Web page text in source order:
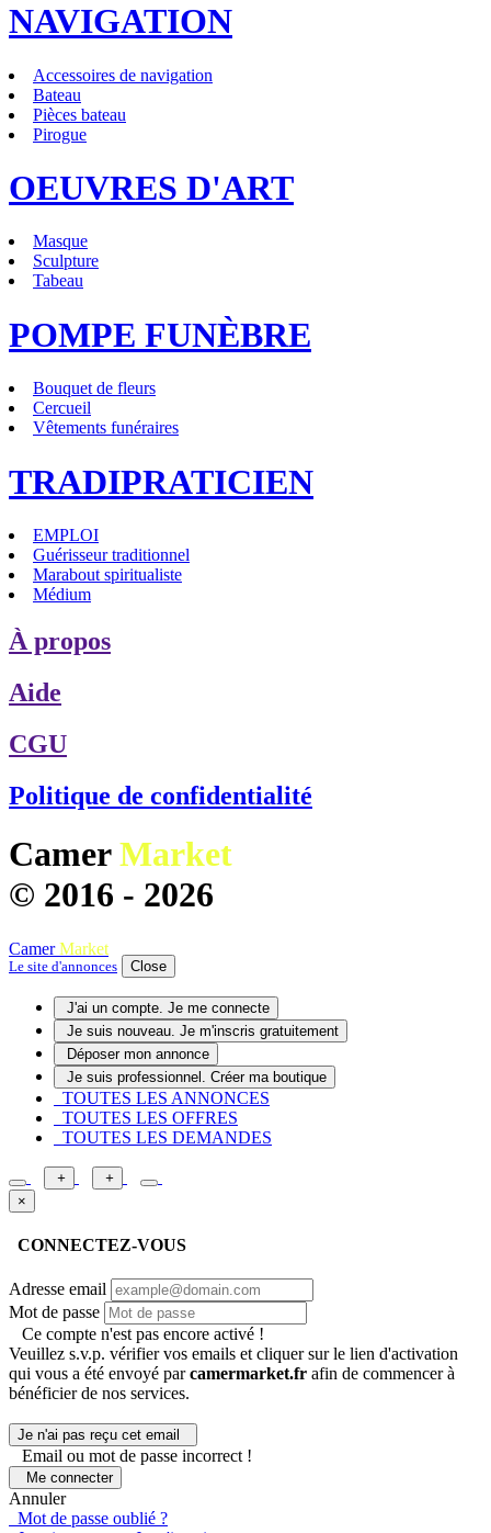
NAVIGATION
Accessoires de navigation
Bateau
Pièces bateau
Pirogue
OEUVRES D'ART
Masque
Sculpture
Tabeau
POMPE FUNÈBRE
Bouquet de fleurs
Cercueil
Vêtements funéraires
TRADIPRATICIEN
EMPLOI
Guérisseur traditionnel
Marabout spiritualiste
Médium
À propos
Aide
CGU
Politique de confidentialité
CamerMarket
© 2016 - 2026
CamerMarket
Le site d'annonces Close
J'ai un compte. Je me connecte
Je suis nouveau. Je m'inscris gratuitement
Déposer mon annonce
Je suis professionnel. Créer ma boutique
TOUTES LES ANNONCES
TOUTES LES OFFRES
TOUTES LES DEMANDES
+
+
×
CONNECTEZ-VOUS
Adresse email
Mot de passe
Ce compte n'est pas encore activé !
Veuillez s.v.p. vérifier vos emails et cliquer sur le lien d'activation
qui vous a été envoyé parcamermarket.fr afin de commencer à
bénéficier de nos services.
Je n'ai pas reçu cet email
Email ou mot de passe incorrect !
Me connecter
Annuler
Mot de passe oublié ?